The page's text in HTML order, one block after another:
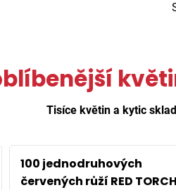
Tisíce květin a kytic
100 jednodruhových
červených růží RED